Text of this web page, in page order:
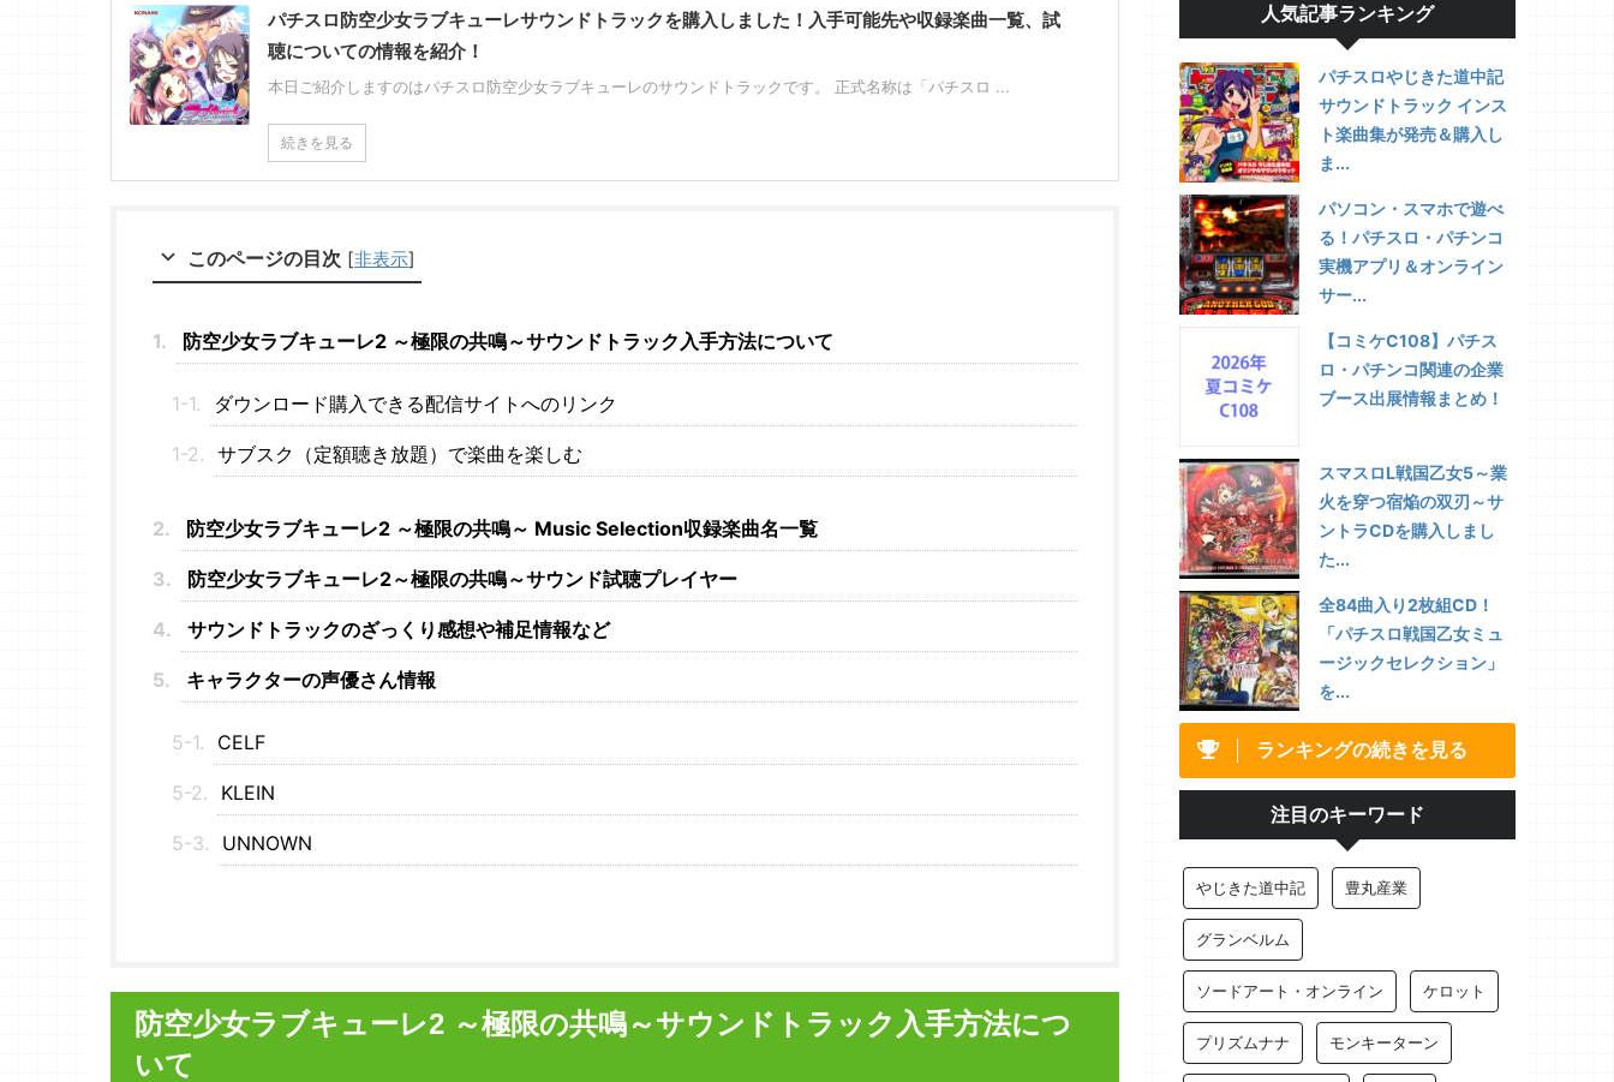
パチスロ防空少女ラブキューレサウンドトラックを購入しました！入手可能先や収録楽曲一覧、試
聴についての情報を紹介！
本日ご紹介しますのはパチスロ防空少女ラブキューレのサウンドトラックです。 正式名称は「パチスロ ...
続きを見る
このページの目次 [非表示]
防空少女ラブキューレ2 ～極限の共鳴～サウンドトラック入手方法について
ダウンロード購入できる配信サイトへのリンク
サブスク（定額聴き放題）で楽曲を楽しむ
防空少女ラブキューレ2 ～極限の共鳴～ Music Selection収録楽曲名一覧
防空少女ラブキューレ2～極限の共鳴～サウンド試聴プレイヤー
サウンドトラックのざっくり感想や補足情報など
キャラクターの声優さん情報
CELF
KLEIN
UNNOWN
防空少女ラブキューレ2 ～極限の共鳴～サウンドトラック入手方法につ
いて
人気記事ランキング
パチスロやじきた道中記
サウンドトラック インス
ト楽曲集が発売＆購入し
ま...
パソコン・スマホで遊べ
る！パチスロ・パチンコ
実機アプリ＆オンライン
サー...
【コミケC108】パチス
ロ・パチンコ関連の企業
ブース出展情報まとめ！
スマスロL戦国乙女5～業
火を穿つ宿焔の双刃～サ
ントラCDを購入しまし
た...
全84曲入り2枚組CD！
「パチスロ戦国乙女ミュ
ージックセレクション」
を...
ランキングの続きを見る
注目のキーワード
やじきた道中記 豊丸産業
グランベルム
ソードアート・オンライン ケロット
プリズムナナ モンキーターン